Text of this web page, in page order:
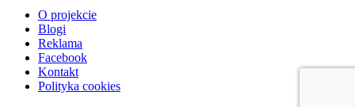
O projekcie
Blogi
Reklama
Facebook
Kontakt
Polityka cookies